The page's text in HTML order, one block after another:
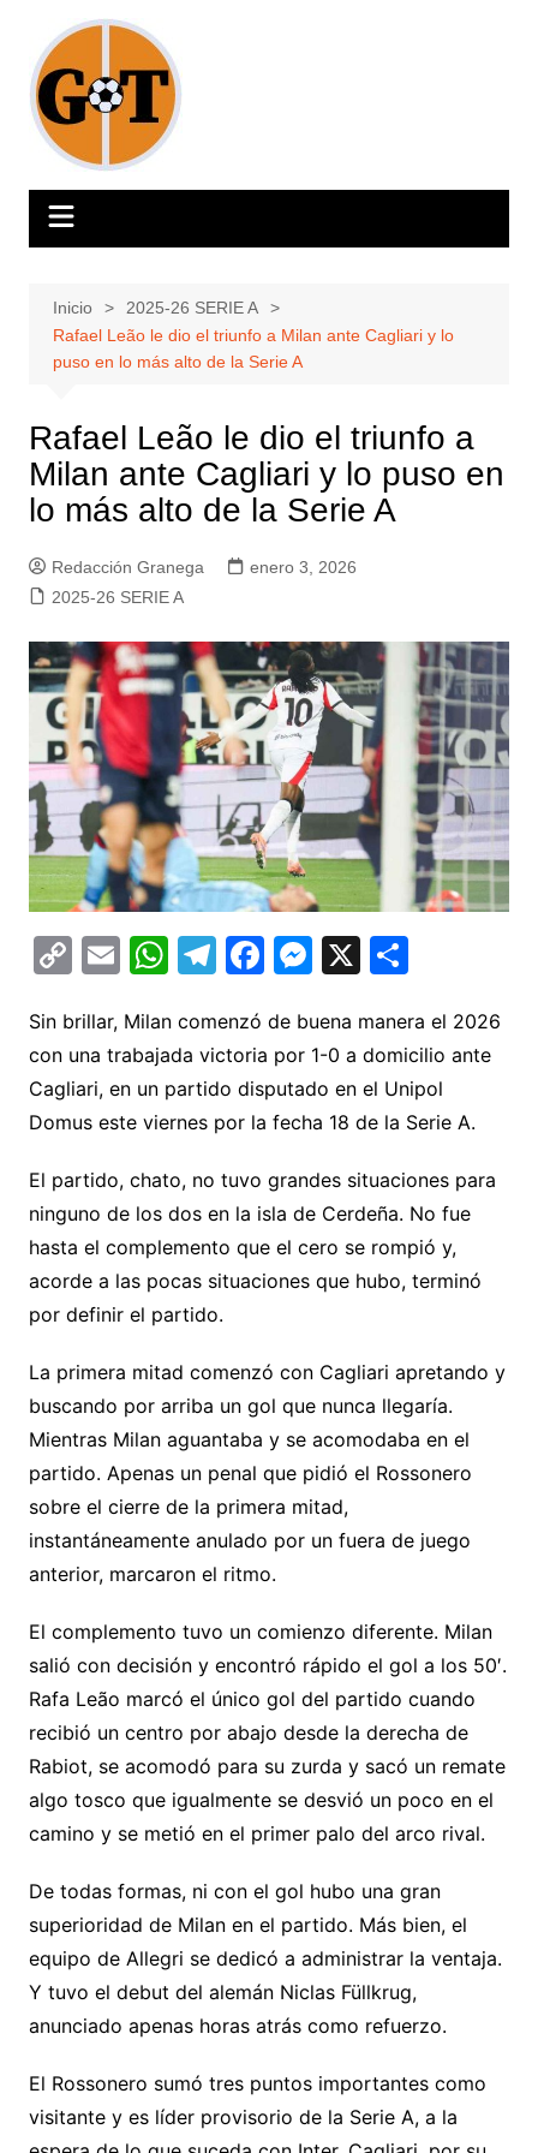
contenido
Inicio
2025-26 SERIE A
Rafael Leão le dio el triunfo a Milan ante Cagliari y lo
puso en lo más alto de la Serie A
Rafael Leão le dio el triunfo a
Milan ante Cagliari y lo puso en
lo más alto de la Serie A
Redacción Granega
enero 3, 2026
2025-26 SERIE A
C
p
y
Li
n
k
E
ai
l
W
at
s
A
p
T
e
gr
a
m
F
c
e
b
o
o
k
M
s
s
e
n
g
er
X C
m
p
ar
tir
Sin brillar, Milan comenzó de buena manera el 2026
con una trabajada victoria por 1-0 a domicilio ante
Cagliari, en un partido disputado en el Unipol
Domus este viernes por la fecha 18 de la Serie A.
El partido, chato, no tuvo grandes situaciones para
ninguno de los dos en la isla de Cerdeña. No fue
hasta el complemento que el cero se rompió y,
acorde a las pocas situaciones que hubo, terminó
por definir el partido.
La primera mitad comenzó con Cagliari apretando y
buscando por arriba un gol que nunca llegaría.
Mientras Milan aguantaba y se acomodaba en el
partido. Apenas un penal que pidió el Rossonero
sobre el cierre de la primera mitad,
instantáneamente anulado por un fuera de juego
anterior, marcaron el ritmo.
El complemento tuvo un comienzo diferente. Milan
salió con decisión y encontró rápido el gol a los 50′.
Rafa Leão marcó el único gol del partido cuando
recibió un centro por abajo desde la derecha de
Rabiot, se acomodó para su zurda y sacó un remate
algo tosco que igualmente se desvió un poco en el
camino y se metió en el primer palo del arco rival.
De todas formas, ni con el gol hubo una gran
superioridad de Milan en el partido. Más bien, el
equipo de Allegri se dedicó a administrar la ventaja.
Y tuvo el debut del alemán Niclas Füllkrug,
anunciado apenas horas atrás como refuerzo.
El Rossonero sumó tres puntos importantes como
visitante y es líder provisorio de la Serie A, a la